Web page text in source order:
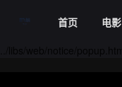
首页 电影